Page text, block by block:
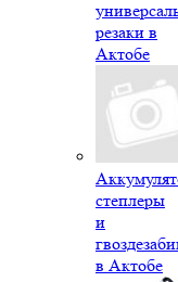
резаки в
Актобе
степлеры
и
в Актобе